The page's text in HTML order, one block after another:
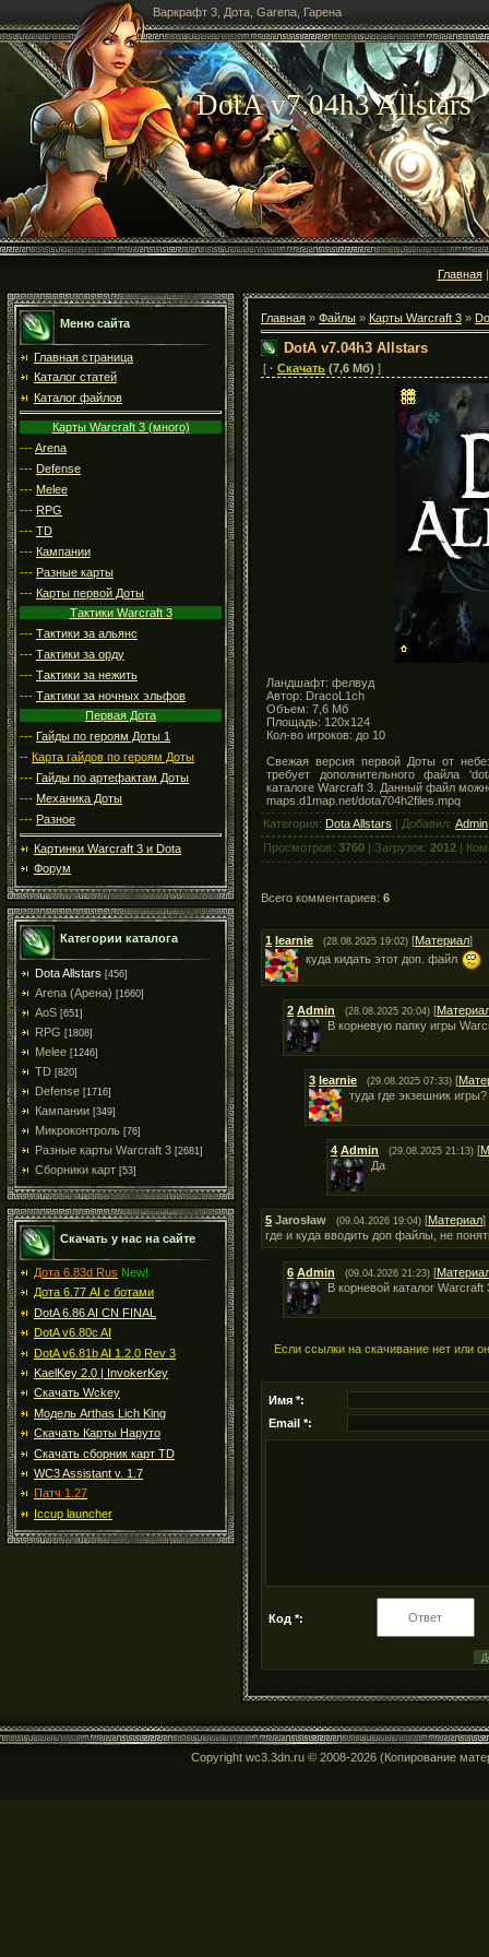
Варкрафт 3, Дота, Garena, Гарена
DotA v7.04h3 Allstars
Главная
Меню сайта
Главная страница
Каталог статей
Каталог файлов
Карты Warcraft 3 (много)
---Arena
--- Defense
--- Melee
--- RPG
--- TD
--- Кампании
--- Разные карты
--- Карты первой Доты
Тактики Warcraft 3
--- Тактики за альянс
--- Тактики за орду
--- Тактики за нежить
--- Тактики за ночных эльфов
Первая Дота
--- Гайды по героям Доты 1
-- Карта гайдов по героям Доты
--- Гайды по артефактам Доты
--- Механика Доты
--- Разное
Картинки Warcraft 3 и Dota
Форум
Категории каталога
Dota Allstars [456]
Arena (Арена) [1660]
AoS [651]
RPG [1808]
Melee [1246]
TD [820]
Defense [1716]
Кампании [349]
Микроконтроль [76]
Разные карты Warcraft 3 [2681]
Сборники карт [53]
Скачать у нас на сайте
Дота 6.83d Rus New!
Дота 6.77 AI с ботами
DotA 6.86 AI CN FINAL
DotA v6.80c AI
DotA v6.81b AI 1.2.0 Rev 3
KaelKey 2.0 | InvokerKey
Скачать Wckey
Модель Arthas Lich King
Скачать Карты Наруто
Скачать сборник карт TD
WC3 Assistant v. 1.7
Патч 1.27
Iccup launcher
Главная » Файлы » Карты Warcraft 3 »
DotA v7.04h3 Allstars
[ · Скачать (7,6 Мб) ]
Ландшафт: фелвуд
Автор: DracoL1ch
Объем: 7,6 Мб
Площадь: 120x124
Кол-во игроков: до 10
Свежая версия первой Доты от
требует дополнительного файла
каталоге Warcraft 3. Данный файл
maps.d1map.net/dota704h2files.mpq
Категория: Dota Allstars | Добавил: Admin
Просмотров: 3760 | Загрузок: 2012 |
Всего комментариев: 6
1 learnie (28.08.2025 19:02) [Материал]
куда кидать этот доп. файл
2 Admin (28.08.2025 20:04) [
В корневую папку игры
3 learnie (29.08.2025 07:33) [
туда где экзешник игры?
4 Admin (29.08.2025 21:13) [
Да
5 Jarosław (09.04.2026 19:04) [Материал]
где и куда вводить доп файлы, не
6 Admin (09.04.2026 21:23) [
В корневой каталог Warcraft
Если ссылки на скачивание нет или
Имя *:
Email *:
Код *:
Copyright wc3.3dn.ru © 2008-2026 (Копирование